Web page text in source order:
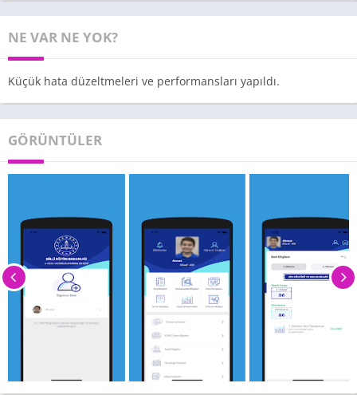
NE VAR NE YOK?
Küçük hata düzeltmeleri ve performansları yapıldı.
GÖRÜNTÜLER